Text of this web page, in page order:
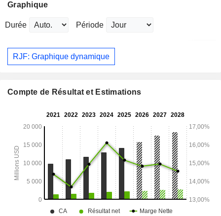
Graphique
Durée Période
RJF: Graphique dynamique
Compte de Résultat et Estimations